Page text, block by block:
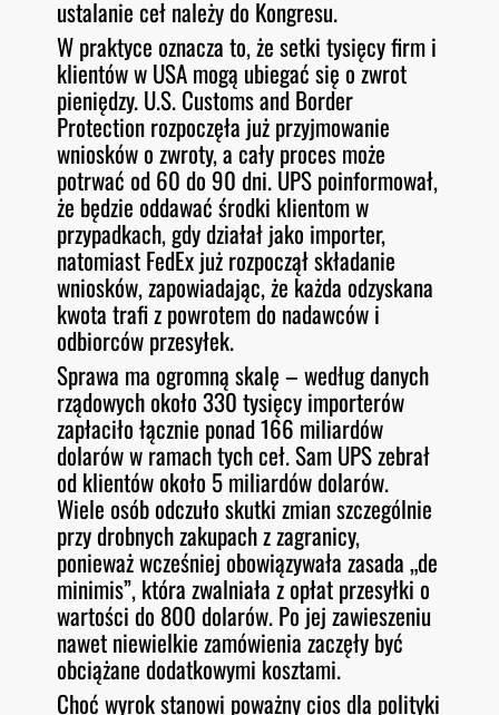
ustalanie ceł należy do Kongresu.
W praktyce oznacza to, że setki tysięcy firm i
klientów w USA mogą ubiegać się o zwrot
pieniędzy. U.S. Customs and Border
Protection rozpoczęła już przyjmowanie
wniosków o zwroty, a cały proces może
potrwać od 60 do 90 dni. UPS poinformował,
że będzie oddawać środki klientom w
przypadkach, gdy działał jako importer,
natomiast FedEx już rozpoczął składanie
wniosków, zapowiadając, że każda odzyskana
kwota trafi z powrotem do nadawców i
odbiorców przesyłek.
Sprawa ma ogromną skalę – według danych
rządowych około 330 tysięcy importerów
zapłaciło łącznie ponad 166 miliardów
dolarów w ramach tych ceł. Sam UPS zebrał
od klientów około 5 miliardów dolarów.
Wiele osób odczuło skutki zmian szczególnie
przy drobnych zakupach z zagranicy,
ponieważ wcześniej obowiązywała zasada „de
minimis”, która zwalniała z opłat przesyłki o
wartości do 800 dolarów. Po jej zawieszeniu
nawet niewielkie zamówienia zaczęły być
obciążane dodatkowymi kosztami.
Choć wyrok stanowi poważny cios dla polityki